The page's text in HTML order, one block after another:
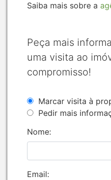
Saiba mais sobre a
Peça mais
uma visita ao
compromisso!
Marcar visita à
Pedir mais
Nome:
Email: